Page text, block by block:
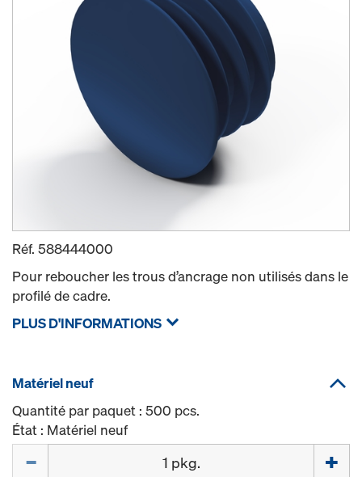
Réf. 588444000
Pour reboucher les trous d’ancrage non utilisés dans le
profilé de cadre.
PLUS D'INFORMATIONS
Matériel neuf
Quantité par paquet : 500 pcs.
État : Matériel neuf